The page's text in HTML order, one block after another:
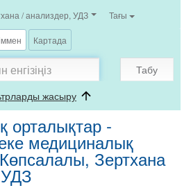
/ анализдер, УДЗ Тағы
Картада
Табу
жасыру
орталықтар -
медициналық
Зертхана